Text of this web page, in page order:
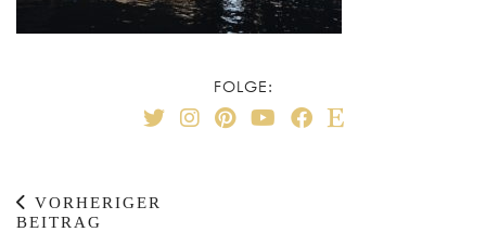
FOLGE:
VORHERIGER
BEITRAG